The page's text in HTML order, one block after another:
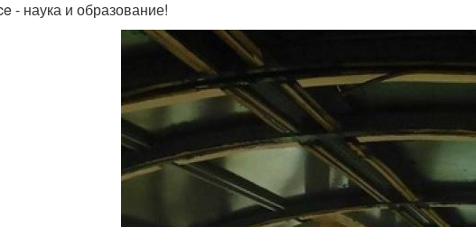
- наука и образование!